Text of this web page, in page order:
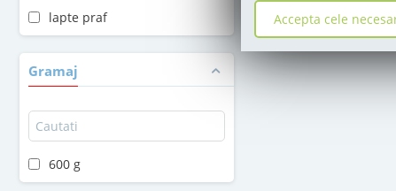
lapte praf
Gramaj
600 g
Accepta cele